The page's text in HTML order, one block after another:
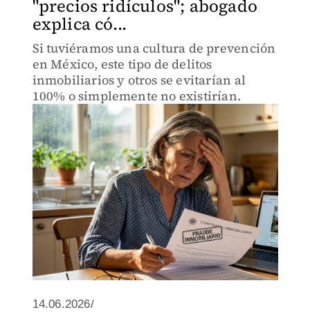
"precios ridículos"; abogado
explica có...
Si tuviéramos una cultura de prevención
en México, este tipo de delitos
inmobiliarios y otros se evitarían al
100% o simplemente no existirían.
14.06.2026/